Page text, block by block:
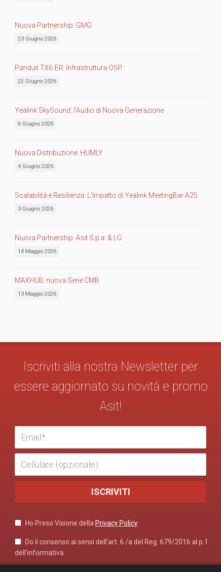
Nuova Partnership: GMG
23 Giugno 2026
Panduit TX6-ER: Infrastruttura OSP
22 Giugno 2026
Yealink SkySound: l’Audio di Nuova Generazione
9 Giugno 2026
Nuova Distribuzione: HUMLY
4 Giugno 2026
Scalabilità e Resilienza: L’Impatto di Yealink MeetingBar A25
3 Giugno 2026
Nuova Partnership: Asit S.p.a. & LG
14 Maggio 2026
MAXHUB: nuova Serie CMB
13 Maggio 2026
Iscriviti alla nostra Newsletter per
essere aggiornato su novità e promo
Asit!
Ho Preso Visione della Privacy Policy
Do il consenso ai sensi dell’art. 6 /a del Reg. 679/2016 al p.1
dell’informativa